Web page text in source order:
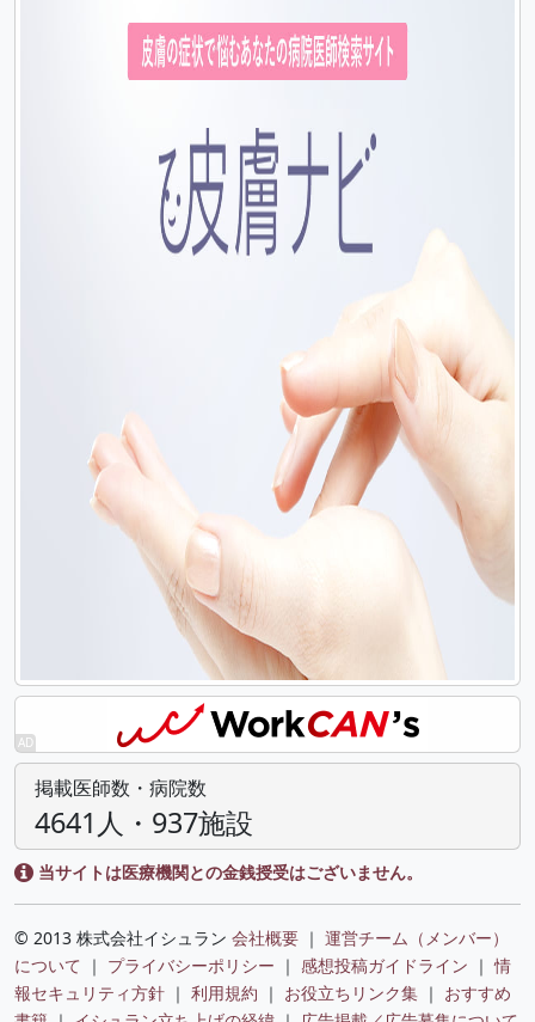
掲載医師数・病院数
4641人・937施設
当サイトは医療機関との金銭授受はございません。
© 2013 株式会社イシュラン 会社概要 ｜ 運営チーム（メンバー）
について ｜ プライバシーポリシー ｜ 感想投稿ガイドライン ｜情
報セキュリティ方針 ｜ 利用規約 ｜ お役立ちリンク集 ｜ おすすめ